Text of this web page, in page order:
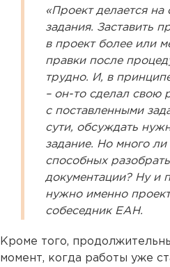
«Проект делается на
задания. Заставить
в проект более или
правки после
трудно. И, в
– он-то сделал свою
с поставленными
сути, обсуждать
задание. Но много ли
способных
документации? Ну и
нужно именно
собеседник ЕАН.
Кроме того,
момент, когда работы уже